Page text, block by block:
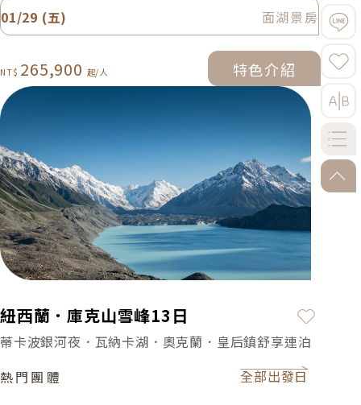
01/29 (五) 面湖景房
265,900 特色介紹
特色介紹
紐西蘭．庫克山雪峰13日
加入最
蒂卡波銀河夜．瓦納卡湖．奧克蘭．皇后鎮舒享連泊
熱門團體
全部出發日
go-